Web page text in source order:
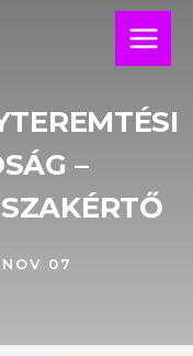
Main
Menu
–
07